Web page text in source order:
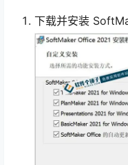
下载并安装